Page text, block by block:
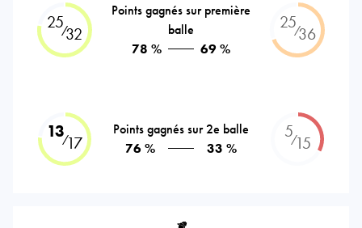
25⁄32
Points gagnés sur première
balle
78 %
69 %
25⁄36
13⁄17
Points gagnés sur 2e balle
76 %
33 %
5⁄15